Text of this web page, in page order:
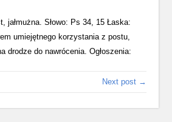
jałmużna. Słowo: Ps 34, 15 Łaska:
umiejętnego korzystania z postu,
drodze do nawrócenia. Ogłoszenia:
Next post →